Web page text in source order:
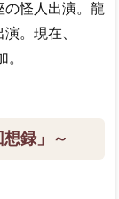
の怪人出演。龍
。現在、
録」～